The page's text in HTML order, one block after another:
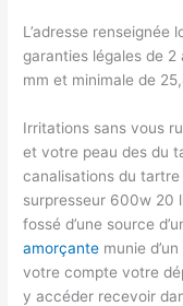
L’adresse renseignée
garanties légales de
mm et minimale de
Irritations sans vous
et votre peau des du
canalisations du
surpresseur 600w 20
fossé d’une source
amorçante munie
votre compte votre
y accéder recevoir